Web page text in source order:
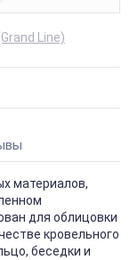
Line)
материалов,
для облицовки
кровельного
беседки и